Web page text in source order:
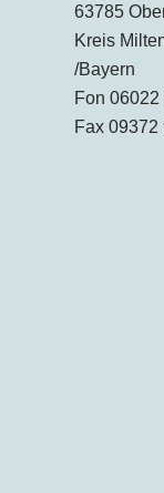
63785
Kreis
/Bayern
Fon 06022
Fax 09372